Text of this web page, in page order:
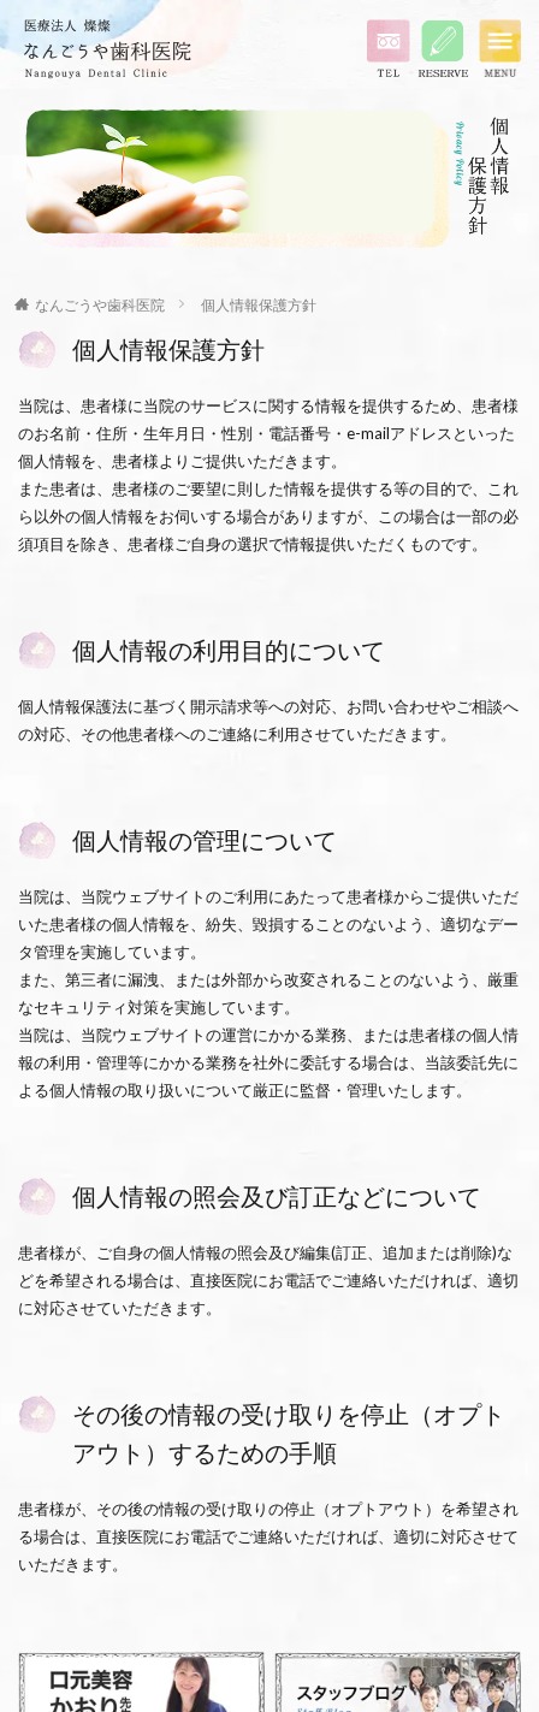
なんごうや歯科医院 個人情報保護方針
個人情報保護方針
当院は、患者様に当院のサービスに関する情報を提供するため、患者様
のお名前・住所・生年月日・性別・電話番号・e-mailアドレスといった
個人情報を、患者様よりご提供いただきます。
また患者は、患者様のご要望に則した情報を提供する等の目的で、これ
ら以外の個人情報をお伺いする場合がありますが、この場合は一部の必
須項目を除き、患者様ご自身の選択で情報提供いただくものです。
個人情報の利用目的について
個人情報保護法に基づく開示請求等への対応、お問い合わせやご相談へ
の対応、その他患者様へのご連絡に利用させていただきます。
個人情報の管理について
当院は、当院ウェブサイトのご利用にあたって患者様からご提供いただ
いた患者様の個人情報を、紛失、毀損することのないよう、適切なデー
タ管理を実施しています。
また、第三者に漏洩、または外部から改変されることのないよう、厳重
なセキュリティ対策を実施しています。
当院は、当院ウェブサイトの運営にかかる業務、または患者様の個人情
報の利用・管理等にかかる業務を社外に委託する場合は、当該委託先に
よる個人情報の取り扱いについて厳正に監督・管理いたします。
個人情報の照会及び訂正などについて
患者様が、ご自身の個人情報の照会及び編集(訂正、追加または削除)な
どを希望される場合は、直接医院にお電話でご連絡いただければ、適切
に対応させていただきます。
その後の情報の受け取りを停止（オプト
アウト）するための手順
患者様が、その後の情報の受け取りの停止（オプトアウト）を希望され
る場合は、直接医院にお電話でご連絡いただければ、適切に対応させて
いただきます。